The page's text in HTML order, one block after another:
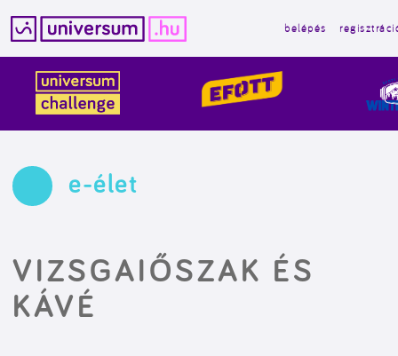
tartalomba
belépés
e-élet
VIZSGAIŐSZAK ÉS
KÁVÉ